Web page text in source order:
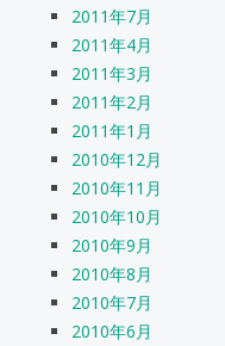
2011年7月
2011年4月
2011年3月
2011年2月
2011年1月
2010年12月
2010年11月
2010年10月
2010年9月
2010年8月
2010年7月
2010年6月